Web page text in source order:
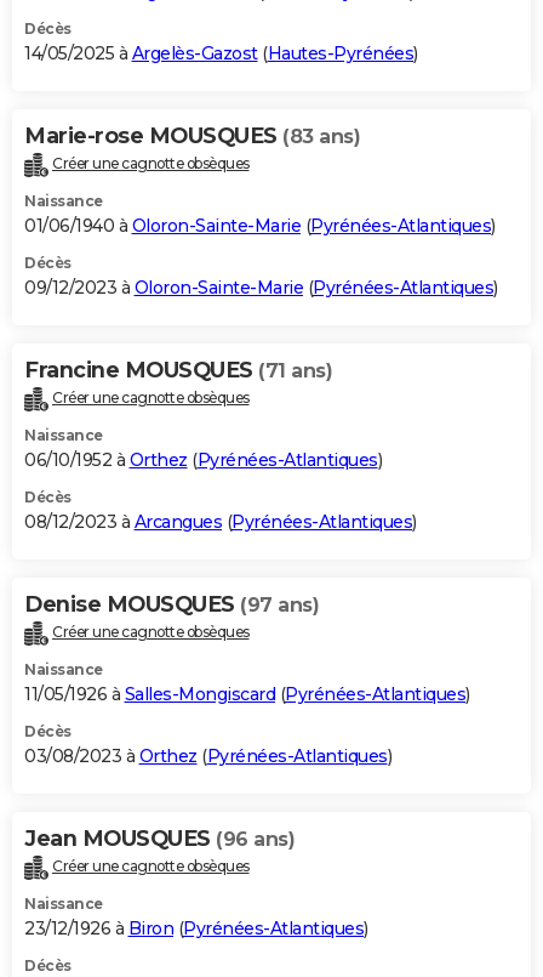
Décès
14/05/2025 à Argelès-Gazost(Hautes-Pyrénées)
Marie-rose MOUSQUES (83 ans)
Créer une cagnotte obsèques
Naissance
01/06/1940 à Oloron-Sainte-Marie (Pyrénées-Atlantiques)
Décès
09/12/2023 à Oloron-Sainte-Marie (Pyrénées-Atlantiques)
Francine MOUSQUES (71 ans)
Créer une cagnotte obsèques
Naissance
06/10/1952 à Orthez (Pyrénées-Atlantiques)
Décès
08/12/2023 à Arcangues (Pyrénées-Atlantiques)
Denise MOUSQUES (97 ans)
Créer une cagnotte obsèques
Naissance
11/05/1926 à Salles-Mongiscard (Pyrénées-Atlantiques)
Décès
03/08/2023 à Orthez (Pyrénées-Atlantiques)
Jean MOUSQUES (96 ans)
Créer une cagnotte obsèques
Naissance
23/12/1926 à Biron (Pyrénées-Atlantiques)
Décès